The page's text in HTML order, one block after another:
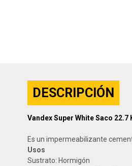
DESCRIPCIÓN
Vandex Super White Saco 22.7
Es un impermeabilizante
Usos
Sustrato: Hormigón